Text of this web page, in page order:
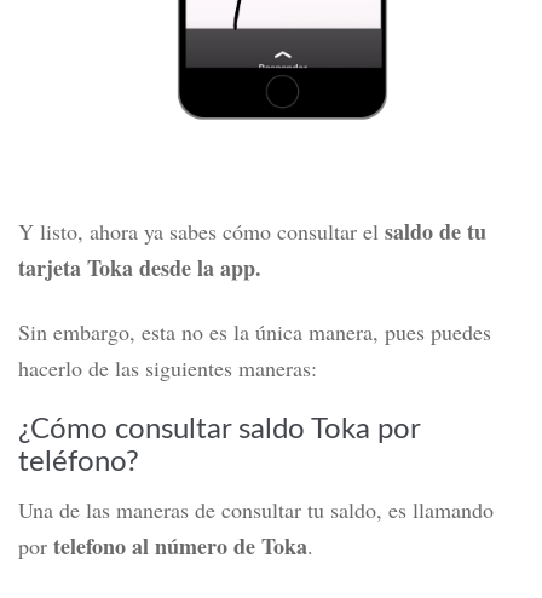
Y listo, ahora ya sabes cómo consultar el saldo de tu
tarjeta Toka desde la app.
Sin embargo, esta no es la única manera, pues puedes
hacerlo de las siguientes maneras:
¿Cómo consultar saldo Toka por
teléfono?
Una de las maneras de consultar tu saldo, es llamando
por telefono al número de Toka.